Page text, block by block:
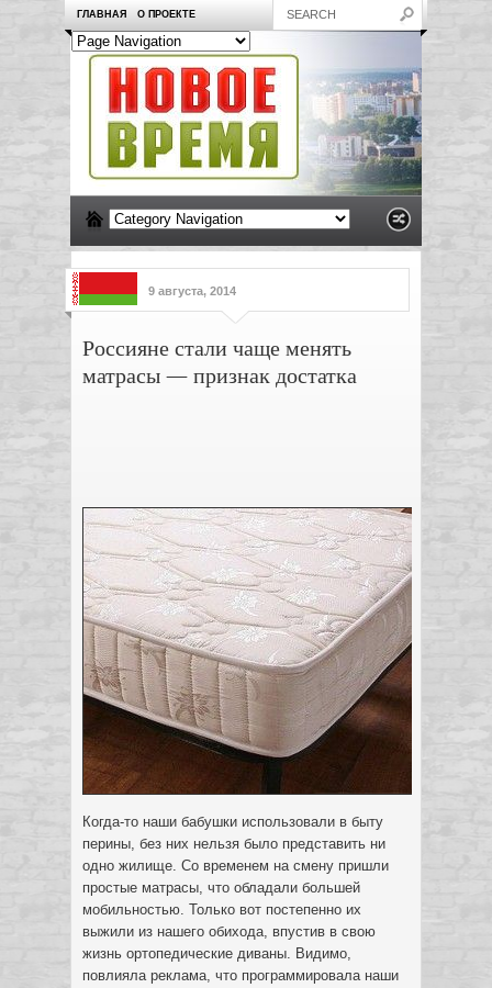
ГЛАВНАЯ О ПРОЕКТЕ
9 августа, 2014
Россияне стали чаще менять
матрасы — признак достатка
Когда-то наши бабушки использовали в быту
перины, без них нельзя было представить ни
одно жилище. Со временем на смену пришли
простые матрасы, что обладали большей
мобильностью. Только вот постепенно их
выжили из нашего обихода, впустив в свою
жизнь ортопедические диваны. Видимо,
повлияла реклама, что программировала наши